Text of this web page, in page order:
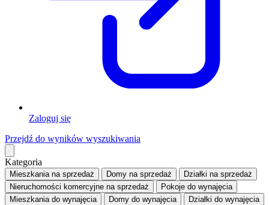
Zaloguj się
Przejdź do wyników wyszukiwania
Kategoria
Mieszkaniana sprzedaż Domy na sprzedaż Działki na sprzedaż
Nieruchomości komercyjne na sprzedaż Pokoje do wynajęcia
Mieszkaniado wynajęcia Domy do wynajęcia Działki do wynajęcia